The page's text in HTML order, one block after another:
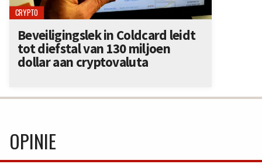
CRYPTO
Beveiligingslek in Coldcard leidt
tot diefstal van 130 miljoen
dollar aan cryptovaluta
OPINIE